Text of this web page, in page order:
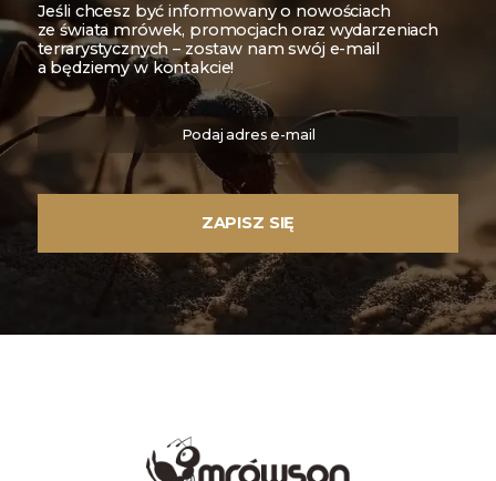
Jeśli chcesz być informowany o nowościach
ze świata mrówek, promocjach oraz wydarzeniach
terrarystycznych – zostaw nam swój e-mail
a będziemy w kontakcie!